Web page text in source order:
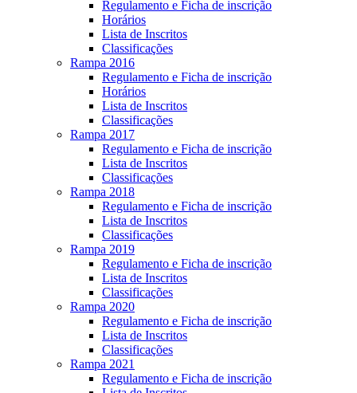
Regulamento e Ficha de inscrição
Horários
Lista de Inscritos
Classificações
Rampa 2016
Regulamento e Ficha de inscrição
Horários
Lista de Inscritos
Classificações
Rampa 2017
Regulamento e Ficha de inscrição
Lista de Inscritos
Classificações
Rampa 2018
Regulamento e Ficha de inscrição
Lista de Inscritos
Classificações
Rampa 2019
Regulamento e Ficha de inscrição
Lista de Inscritos
Classificações
Rampa 2020
Regulamento e Ficha de inscrição
Lista de Inscritos
Classificações
Rampa 2021
Regulamento e Ficha de inscrição